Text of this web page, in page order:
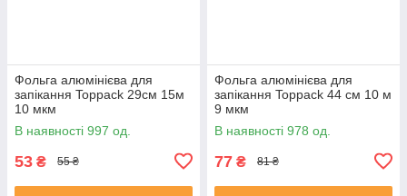
Фольга алюмінієва для
запікання Toppack 29см 15м
10 мкм
В наявності 997 од.
53 ₴ 55 ₴
Фольга алюмінієва для
запікання Toppack 44 см 10 м
9 мкм
В наявності 978 од.
77 ₴ 81 ₴